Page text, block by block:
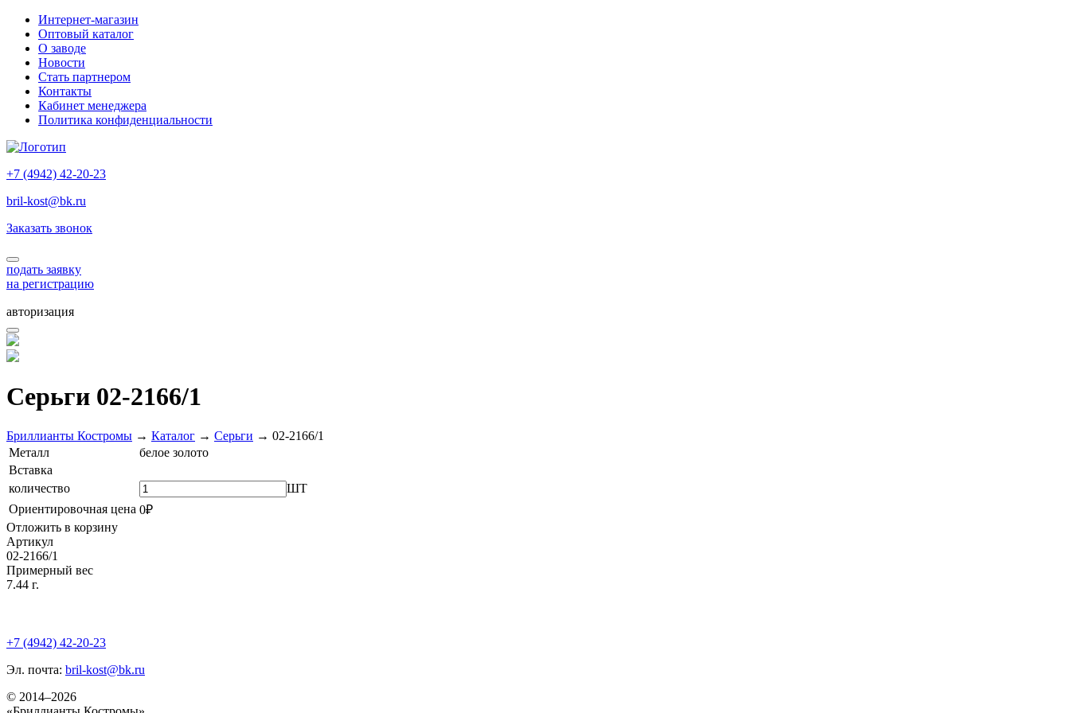
Интернет-магазин
Оптовый каталог
О заводе
Новости
Стать партнером
Контакты
Кабинет менеджера
Политика конфиденциальности
+7 (4942) 42-20-23
bril-kost@bk.ru
Заказать звонок
подать заявку
на регистрацию
авторизация
Серьги 02-2166/1
Бриллианты Костромы → Каталог → Серьги → 02-2166/1
Металл
белое золото
Вставка
количество
ШТ
Ориентировочная цена 0₽
Отложить в корзину
Артикул
02-2166/1
Примерный вес
7.44 г.
+7 (4942) 42-20-23
Эл. почта: bril-kost@bk.ru
© 2014–2026